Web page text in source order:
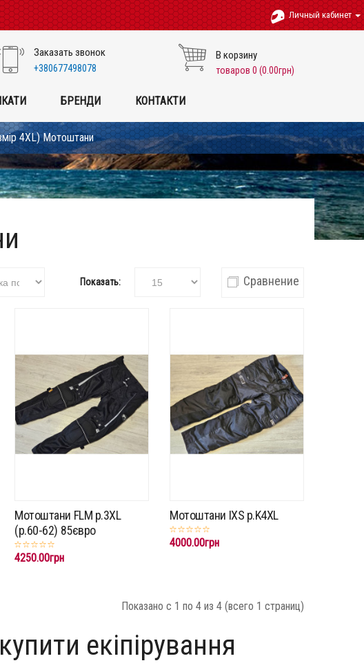
Личный кабинет
Заказать звонок
+380677498078
В корзину
товаров 0 (0.00грн)
БРЕНДИ КОНТАКТИ
4XL) Мотоштани
Показать: Сравнение
Мотоштани FLM p.3XL
(p.60-62) 85євро
4250.00грн
Мотоштани IXS p.K4XL
4000.00грн
Показано с 1 по 4 из 4 (всего 1 страниц)
екіпірування